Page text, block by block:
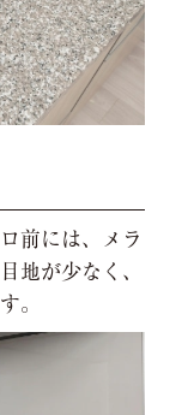
前には、メラ
地が少なく、
。